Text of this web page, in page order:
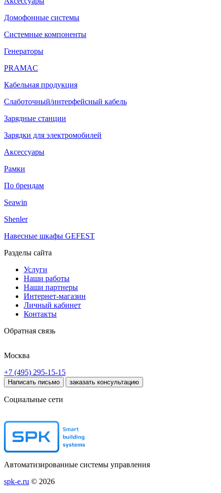
Домофонные системы
Системные компоненты
Генераторы
PRAMAC
Кабельная продукция
Слаботочный/интерфейсный кабель
Зарядные станции
Зарядки для электромобилей
Аксессуары
Рамки
По брендам
Seawin
Shenler
Навесные шкафы GEFEST
Разделы сайта
Услуги
Наши работы
Наши партнеры
Интернет-магазин
Личный кабинет
Контакты
Обратная связь
Москва
+7 (495) 295-15-15
Написать письмо заказать консультацию
Социальные сети
Автоматизированные системы управления
spk-e.ru © 2026